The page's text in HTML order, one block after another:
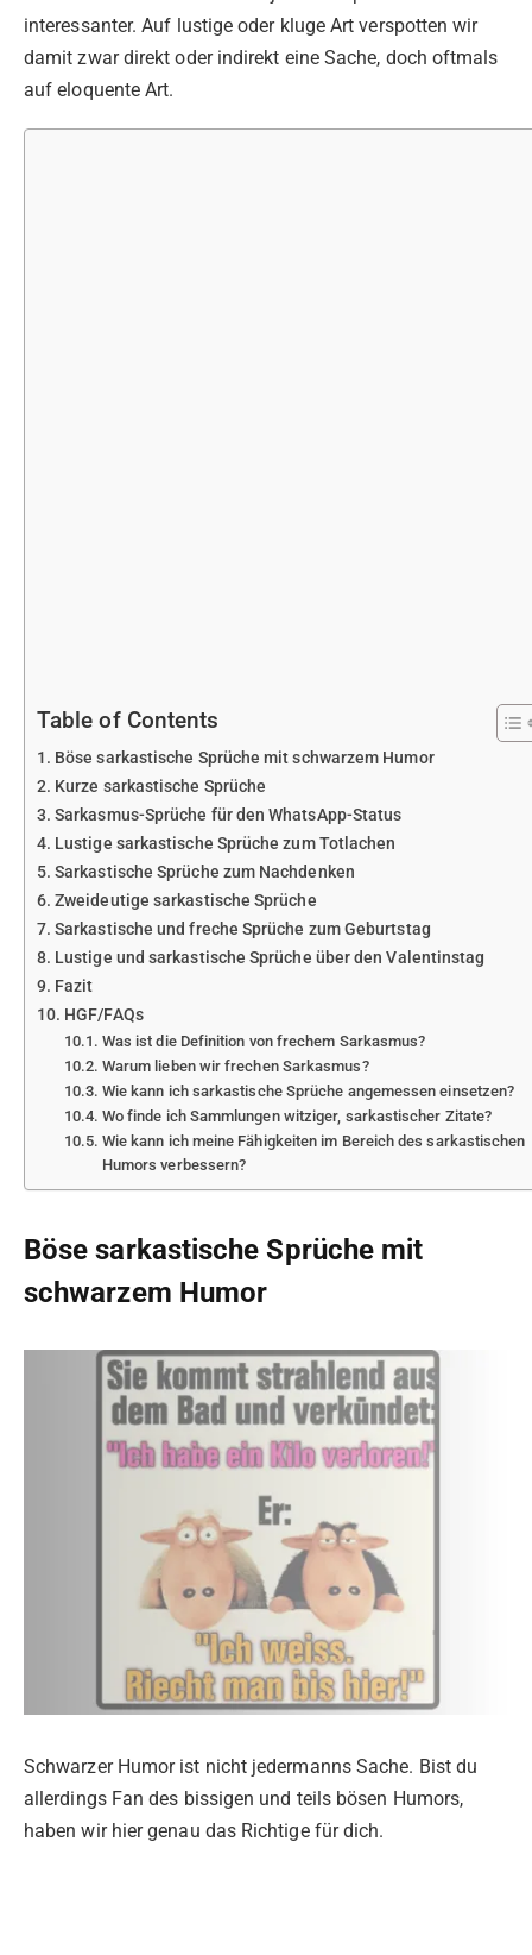
interessanter. Auf lustige oder kluge Art verspotten wir
damit zwar direkt oder indirekt eine Sache, doch oftmals
auf eloquente Art.
Table of Contents
Böse sarkastische Sprüche mit schwarzem Humor
Kurze sarkastische Sprüche
Sarkasmus-Sprüche für den WhatsApp-Status
Lustige sarkastische Sprüche zum Totlachen
Sarkastische Sprüche zum Nachdenken
Zweideutige sarkastische Sprüche
Sarkastische und freche Sprüche zum Geburtstag
Lustige und sarkastische Sprüche über den Valentinstag
Fazit
HGF/FAQs
Was ist die Definition von frechem Sarkasmus?
Warum lieben wir frechen Sarkasmus?
Wie kann ich sarkastische Sprüche angemessen einsetzen?
Wo finde ich Sammlungen witziger, sarkastischer Zitate?
Wie kann ich meine Fähigkeiten im Bereich des sarkastischen
Humors verbessern?
Böse sarkastische Sprüche mit
schwarzem Humor
Schwarzer Humor ist nicht jedermanns Sache. Bist du
allerdings Fan des bissigen und teils bösen Humors,
haben wir hier genau das Richtige für dich.